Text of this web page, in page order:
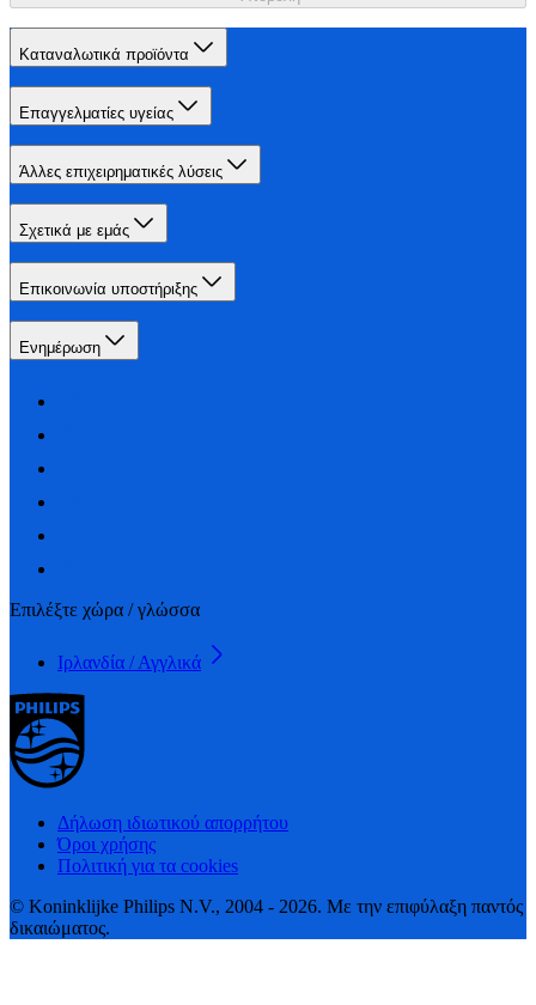
Καταναλωτικά προϊόντα
Επαγγελματίες υγείας
Άλλες επιχειρηματικές λύσεις
Σχετικά με εμάς
Επικοινωνία υποστήριξης
Ενημέρωση
Επιλέξτε χώρα / γλώσσα
Ιρλανδία / Αγγλικά
Δήλωση ιδιωτικού απορρήτου
Όροι χρήσης
Πολιτική για τα cookies
© Koninklijke Philips N.V., 2004 - 2026. Με την επιφύλαξη παντός
δικαιώματος.